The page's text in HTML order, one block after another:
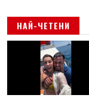
НАЙ-ЧЕТЕНИ